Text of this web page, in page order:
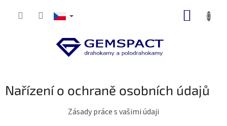
Nařízení o ochraně osobních údajů
Zásady práce s vašimi údaji